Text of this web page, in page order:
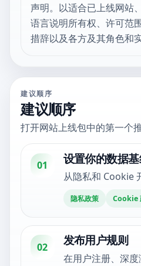
声明。以适合已上线网站
语言说明所有权、许可范
措辞以及各方及其角色和
建议顺序
建议顺序
打开网站上线包中的第一个
01 设置你的数据
从隐私和 Cookie
隐私政策 Cookie
02 发布用户规则
在用户注册、深度